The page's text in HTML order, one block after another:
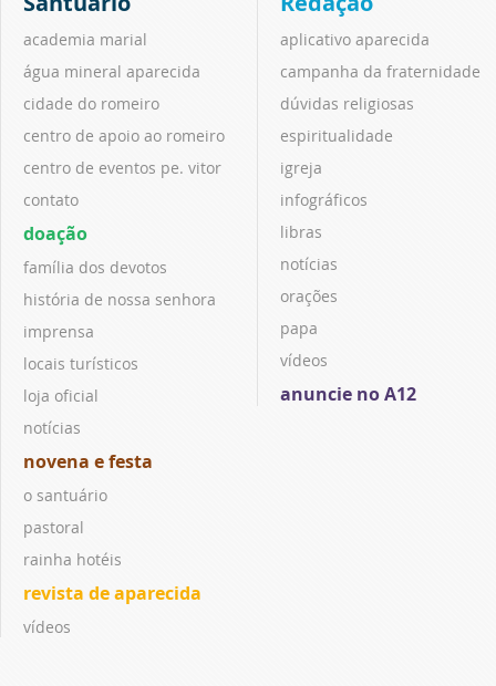
academia marial
água mineral aparecida
cidade do romeiro
centro de apoio ao romeiro
centro de eventos pe. vitor
contato
doação
família dos devotos
história de nossa senhora
imprensa
locais turísticos
loja oficial
notícias
novena e festa
o santuário
pastoral
rainha hotéis
revista de aparecida
vídeos
aplicativo aparecida
campanha da fraternidade
dúvidas religiosas
espiritualidade
igreja
infográficos
libras
notícias
orações
papa
vídeos
anuncie no A12